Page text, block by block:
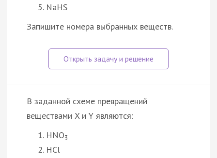
NaHS
Запишите номера выбранных веществ.
В заданной схеме превращений
веществами X и Y являются:
HNO3
HCl